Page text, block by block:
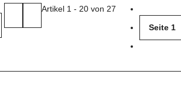
Artikel 1 - 20 von 27
Seite 1